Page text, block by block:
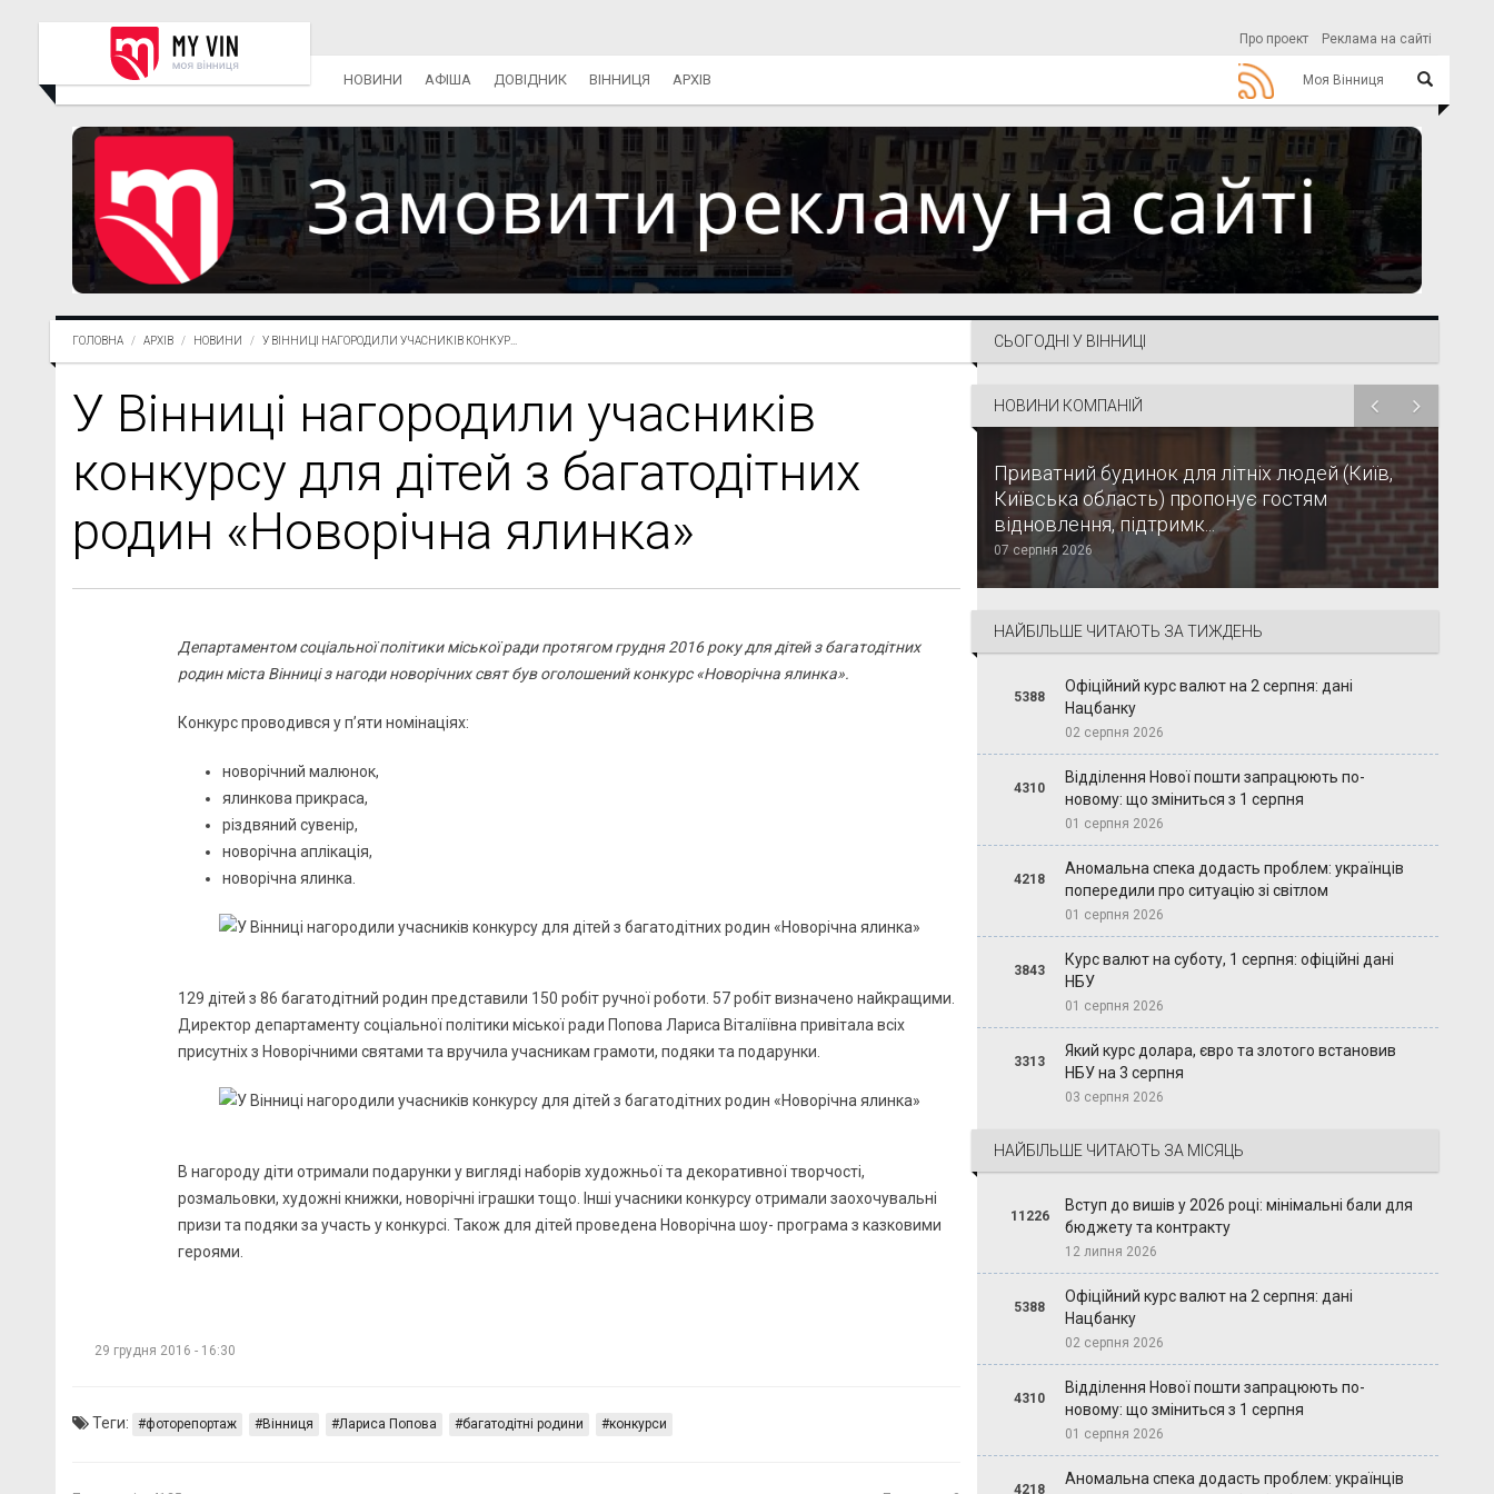
Про проект Реклама на сайті
Моя Вінниця
НОВИНИ АФІША ДОВІДНИК ВІННИЦЯ АРХІВ
ГОЛОВНА АРХІВ НОВИНИ У ВІННИЦІ НАГОРОДИЛИ УЧАСНИКІВ КОНКУР...
У Вінниці нагородили учасників
конкурсу для дітей з багатодітних
родин «Новорічна ялинка»
Департаментом соціальної політики міської ради протягом грудня 2016 року для дітей з багатодітних
родин міста Вінниці з нагоди новорічних свят був оголошений конкурс «Новорічна ялинка».
Конкурс проводився у п’яти номінаціях:
новорічний малюнок,
ялинкова прикраса,
різдвяний сувенір,
новорічна аплікація,
новорічна ялинка.
129 дітей з 86 багатодітний родин представили 150 робіт ручної роботи. 57 робіт визначено найкращими.
Директор департаменту соціальної політики міської ради Попова Лариса Віталіївна привітала всіх
присутніх з Новорічними святами та вручила учасникам грамоти, подяки та подарунки.
В нагороду діти отримали подарунки у вигляді наборів художньої та декоративної творчості,
розмальовки, художні книжки, новорічні іграшки тощо. Інші учасники конкурсу отримали заохочувальні
призи та подяки за участь у конкурсі. Також для дітей проведена Новорічна шоу- програма з казковими
героями.
29 грудня 2016 - 16:30
Теги: фоторепортаж Вінниця Лариса Попова багатодітні родини конкурси
СЬОГОДНІ У ВІННИЦІ
НОВИНИ КОМПАНІЙ
Приватний будинок для літніх людей (Київ,
Київська область) пропонує гостям
відновлення, підтримк...
07 серпня 2026
НАЙБІЛЬШЕ ЧИТАЮТЬ ЗА ТИЖДЕНЬ
5388
Офіційний курс валют на 2 серпня: дані
Нацбанку
02 серпня 2026
4310
Відділення Нової пошти запрацюють по-
новому: що зміниться з 1 серпня
01 серпня 2026
4218
Аномальна спека додасть проблем: українців
попередили про ситуацію зі світлом
01 серпня 2026
3843
Курс валют на суботу, 1 серпня: офіційні дані
НБУ
01 серпня 2026
3313
Який курс долара, євро та злотого встановив
НБУ на 3 серпня
03 серпня 2026
НАЙБІЛЬШЕ ЧИТАЮТЬ ЗА МІСЯЦЬ
11226
Вступ до вишів у 2026 році: мінімальні бали для
бюджету та контракту
12 липня 2026
5388
Офіційний курс валют на 2 серпня: дані
Нацбанку
02 серпня 2026
4310
Відділення Нової пошти запрацюють по-
новому: що зміниться з 1 серпня
01 серпня 2026
4218
Аномальна спека додасть проблем: українців